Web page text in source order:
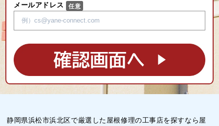
メールアドレス
静岡県浜松市浜北区で厳選した屋根修理の工事店を探すなら屋